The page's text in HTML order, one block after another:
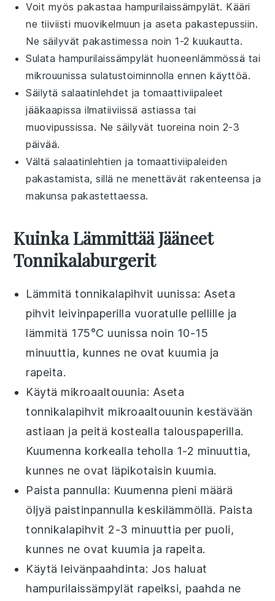
Voit myös pakastaa hampurilaissämpylät. Kääri
ne tiiviisti muovikelmuun ja aseta pakastepussiin.
Ne säilyvät pakastimessa noin 1-2 kuukautta.
Sulata hampurilaissämpylät huoneenlämmössä tai
mikrouunissa sulatustoiminnolla ennen käyttöä.
Säilytäsalaatinlehdet jatomaattiviipaleet
jääkaapissa ilmatiiviissä astiassa tai
muovipussissa. Ne säilyvät tuoreina noin 2-3
päivää.
Vältäsalaatinlehtien ja tomaattiviipaleiden
pakastamista, sillä ne menettävät rakenteensa ja
makunsa pakastettaessa.
Kuinka Lämmittää Jääneet
Tonnikalaburgerit
Lämmitätonnikalapihvit uunissa: Aseta
pihvit leivinpaperilla vuoratulle pellille ja
lämmitä 175°C uunissa noin 10-15
minuuttia, kunnes ne ovat kuumia ja
rapeita.
Käytä mikroaaltouunia: Aseta
tonnikalapihvit mikroaaltouunin kestävään
astiaan ja peitä kostealla talouspaperilla.
Kuumenna korkealla teholla 1-2 minuuttia,
kunnes ne ovat läpikotaisin kuumia.
Paista pannulla: Kuumenna pieni määrä
öljyä paistinpannulla keskilämmöllä. Paista
tonnikalapihvit 2-3 minuuttia per puoli,
kunnes ne ovat kuumia ja rapeita.
Käytä leivänpaahdinta: Jos haluat
hampurilaissämpylät rapeiksi, paahda ne